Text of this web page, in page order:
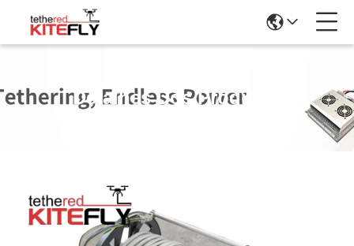
Detalhes Dos Produtos